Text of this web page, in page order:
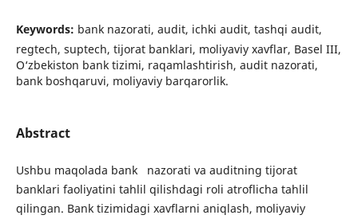
Keywords: bank nazorati, audit, ichki audit, tashqi audit,
regtech, suptech, tijorat banklari, moliyaviy xavflar, Basel III,
O‘zbekiston bank tizimi, raqamlashtirish, audit nazorati,
bank boshqaruvi, moliyaviy barqarorlik.
Abstract
Ushbu maqolada bank nazorati va auditning tijorat
banklari faoliyatini tahlil qilishdagi roli atroflicha tahlil
qilingan. Bank tizimidagi xavflarni aniqlash, moliyaviy